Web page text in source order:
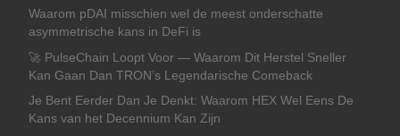
Waarom pDAI misschien wel de meest onderschatte
asymmetrische kans in DeFi is
🚀 PulseChain Loopt Voor — Waarom Dit Herstel Sneller
Kan Gaan Dan TRON’s Legendarische Comeback
Je Bent Eerder Dan Je Denkt: Waarom HEX Wel Eens De
Kans van het Decennium Kan Zijn